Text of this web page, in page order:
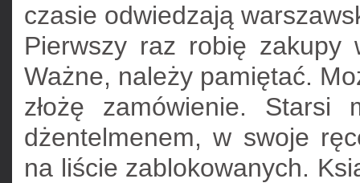
czasie odwiedzają
Pierwszy raz robię
Ważne, należy pamiętać.
złożę zamówienie. Starsi
dżentelmenem, w swoje
na liście zablokowanych.